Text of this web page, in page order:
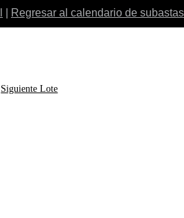
Regresar al calendario de subastas
Siguiente Lote